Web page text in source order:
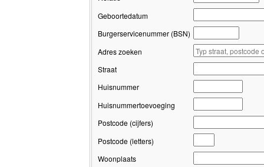
Geboortedatum
Burgerservicenummer (BSN)
Adres zoeken
Straat
Huisnummer
Huisnummertoevoeging
Postcode (cijfers)
Postcode (letters)
Woonplaats